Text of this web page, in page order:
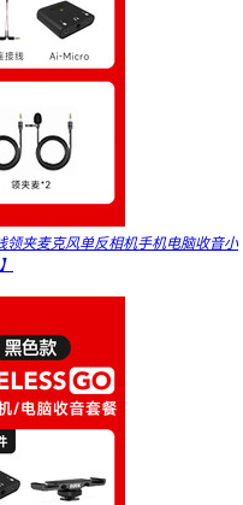
领夹麦克风单反相机手机电脑收音小